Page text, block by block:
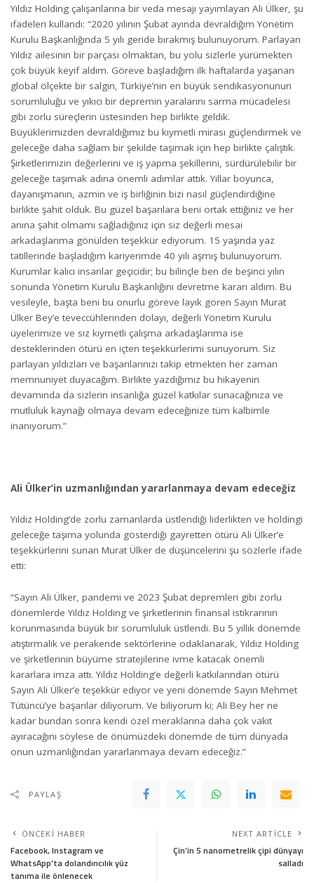
Yıldız Holding çalışanlarına bir veda mesajı yayımlayan Ali Ülker, şu
ifadeleri kullandı: “2020 yılının Şubat ayında devraldığım Yönetim
Kurulu Başkanlığında 5 yılı geride bırakmış bulunuyorum. Parlayan
Yıldız ailesinin bir parçası olmaktan, bu yolu sizlerle yürümekten
çok büyük keyif aldım. Göreve başladığım ilk haftalarda yaşanan
global ölçekte bir salgın, Türkiye’nin en büyük sendikasyonunun
sorumluluğu ve yıkıcı bir depremin yaralarını sarma mücadelesi
gibi zorlu süreçlerin üstesinden hep birlikte geldik.
Büyüklerimizden devraldığımız bu kıymetli mirası güçlendirmek ve
geleceğe daha sağlam bir şekilde taşımak için hep birlikte çalıştık.
Şirketlerimizin değerlerini ve iş yapma şekillerini, sürdürülebilir bir
geleceğe taşımak adına önemli adımlar attık. Yıllar boyunca,
dayanışmanın, azmin ve iş birliğinin bizi nasıl güçlendirdiğine
birlikte şahit olduk. Bu güzel başarılara beni ortak ettiğiniz ve her
anına şahit olmamı sağladığınız için siz değerli mesai
arkadaşlarıma gönülden teşekkür ediyorum. 15 yaşında yaz
tatillerinde başladığım kariyerimde 40 yılı aşmış bulunuyorum.
Kurumlar kalıcı insanlar geçicidir; bu bilinçle ben de beşinci yılın
sonunda Yönetim Kurulu Başkanlığını devretme kararı aldım. Bu
vesileyle, başta beni bu onurlu göreve layık gören Sayın Murat
Ülker Bey’e teveccühlerinden dolayı, değerli Yönetim Kurulu
üyelerimize ve siz kıymetli çalışma arkadaşlarıma ise
desteklerinden ötürü en içten teşekkürlerimi sunuyorum. Siz
parlayan yıldızları ve başarılarınızı takip etmekten her zaman
memnuniyet duyacağım. Birlikte yazdığımız bu hikayenin
devamında da sizlerin insanlığa güzel katkılar sunacağınıza ve
mutluluk kaynağı olmaya devam edeceğinize tüm kalbimle
inanıyorum.”
Ali Ülker’in uzmanlığından yararlanmaya devam edeceğiz
Yıldız Holding’de zorlu zamanlarda üstlendiği liderlikten ve holdingi
geleceğe taşıma yolunda gösterdiği gayretten ötürü Ali Ülker’e
teşekkürlerini sunan Murat Ülker de düşüncelerini şu sözlerle ifade
etti:
“Sayın Ali Ülker, pandemi ve 2023 Şubat depremleri gibi zorlu
dönemlerde Yıldız Holding ve şirketlerinin finansal istikrarının
korunmasında büyük bir sorumluluk üstlendi. Bu 5 yıllık dönemde
atıştırmalık ve perakende sektörlerine odaklanarak, Yıldız Holding
ve şirketlerinin büyüme stratejilerine ivme katacak önemli
kararlara imza attı. Yıldız Holding’e değerli katkılarından ötürü
Sayın Ali Ülker’e teşekkür ediyor ve yeni dönemde Sayın Mehmet
Tütüncü’ye başarılar diliyorum. Ve biliyorum ki; Ali Bey her ne
kadar bundan sonra kendi özel meraklarına daha çok vakit
ayıracağını söylese de önümüzdeki dönemde de tüm dünyada
onun uzmanlığından yararlanmaya devam edeceğiz.”
PAYLAŞ
ÖNCEKI HABER
Facebook, Instagram ve
WhatsApp’ta dolandırıcılık yüz
tanıma ile önlenecek
NEXT ARTICLE
Çin’in 5 nanometrelik çipi dünyayı
salladı